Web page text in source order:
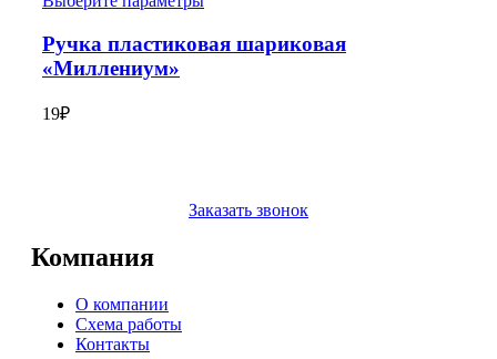
Ручка пластиковая шариковая
«Миллениум»
19₽
Заказать звонок
Компания
О компании
Схема работы
Контакты